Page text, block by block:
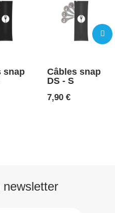
snap
Câbles snap
DS - S
Prix
7,90 €
newsletter